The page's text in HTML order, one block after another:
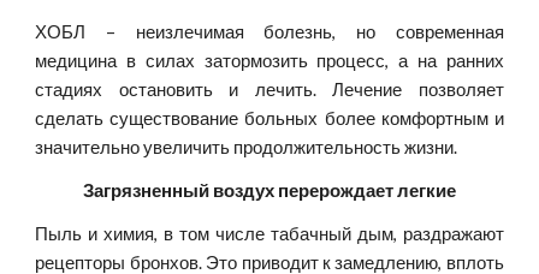
ХОБЛ – неизлечимая болезнь, но современная
медицина в силах затормозить процесс, а на ранних
стадиях остановить и лечить. Лечение позволяет
сделать существование больных более комфортным и
значительно увеличить продолжительность жизни.
Загрязненный воздух перерождает легкие
Пыль и химия, в том числе табачный дым, раздражают
рецепторы бронхов. Это приводит к замедлению, вплоть